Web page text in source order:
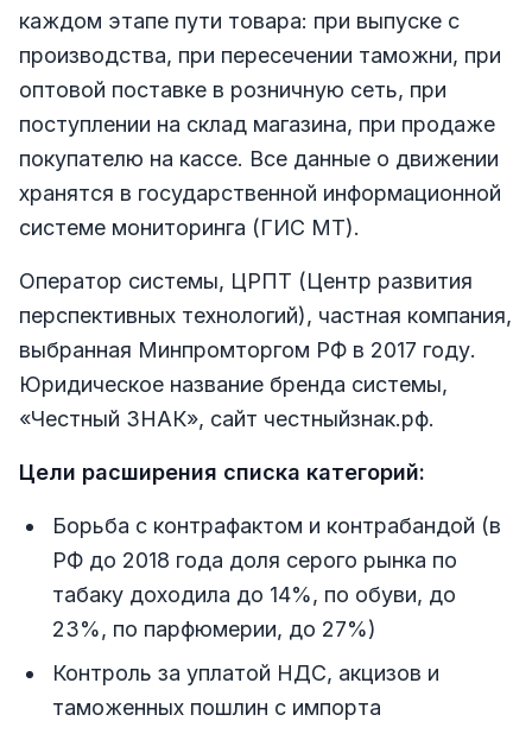
каждом этапе пути товара: при выпуске с
производства, при пересечении таможни, при
оптовой поставке в розничную сеть, при
поступлении на склад магазина, при продаже
покупателю на кассе. Все данные о движении
хранятся в государственной информационной
системе мониторинга (ГИС МТ).
Оператор системы, ЦРПТ (Центр развития
перспективных технологий), частная компания,
выбранная Минпромторгом РФ в 2017 году.
Юридическое название бренда системы,
«Честный ЗНАК», сайт честныйзнак.рф.
Цели расширения списка категорий:
Борьба с контрафактом и контрабандой (в
РФ до 2018 года доля серого рынка по
табаку доходила до 14%, по обуви, до
23%, по парфюмерии, до 27%)
Контроль за уплатой НДС, акцизов и
таможенных пошлин с импорта